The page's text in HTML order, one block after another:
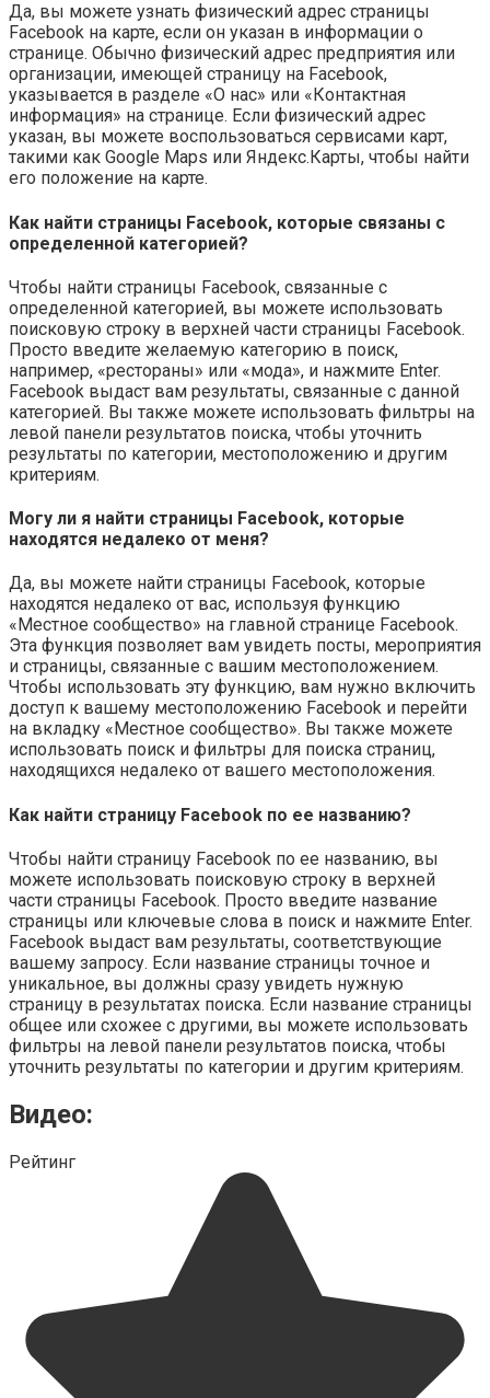
Да, вы можете узнать физический адрес страницы
Facebook на карте, если он указан в информации о
странице. Обычно физический адрес предприятия или
организации, имеющей страницу на Facebook,
указывается в разделе «О нас» или «Контактная
информация» на странице. Если физический адрес
указан, вы можете воспользоваться сервисами карт,
такими как Google Maps или Яндекс.Карты, чтобы найти
его положение на карте.
Как найти страницы Facebook, которые связаны с
определенной категорией?
Чтобы найти страницы Facebook, связанные с
определенной категорией, вы можете использовать
поисковую строку в верхней части страницы Facebook.
Просто введите желаемую категорию в поиск,
например, «рестораны» или «мода», и нажмите Enter.
Facebook выдаст вам результаты, связанные с данной
категорией. Вы также можете использовать фильтры на
левой панели результатов поиска, чтобы уточнить
результаты по категории, местоположению и другим
критериям.
Могу ли я найти страницы Facebook, которые
находятся недалеко от меня?
Да, вы можете найти страницы Facebook, которые
находятся недалеко от вас, используя функцию
«Местное сообщество» на главной странице Facebook.
Эта функция позволяет вам увидеть посты, мероприятия
и страницы, связанные с вашим местоположением.
Чтобы использовать эту функцию, вам нужно включить
доступ к вашему местоположению Facebook и перейти
на вкладку «Местное сообщество». Вы также можете
использовать поиск и фильтры для поиска страниц,
находящихся недалеко от вашего местоположения.
Как найти страницу Facebook по ее названию?
Чтобы найти страницу Facebook по ее названию, вы
можете использовать поисковую строку в верхней
части страницы Facebook. Просто введите название
страницы или ключевые слова в поиск и нажмите Enter.
Facebook выдаст вам результаты, соответствующие
вашему запросу. Если название страницы точное и
уникальное, вы должны сразу увидеть нужную
страницу в результатах поиска. Если название страницы
общее или схожее с другими, вы можете использовать
фильтры на левой панели результатов поиска, чтобы
уточнить результаты по категории и другим критериям.
Видео:
Рейтинг